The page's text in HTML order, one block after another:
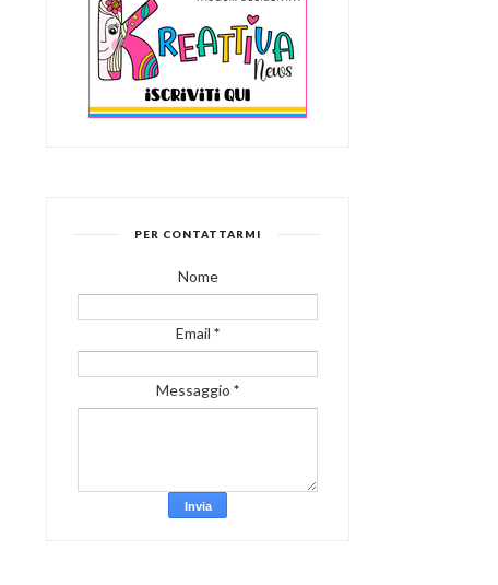
PER CONTATTARMI
Nome
Email*
Messaggio*